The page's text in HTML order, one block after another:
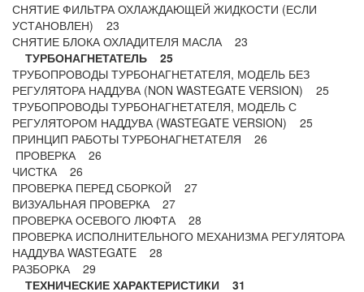
СНЯТИЕ ФИЛЬТРА ОХЛАЖДАЮЩЕЙ ЖИДКОСТИ (ЕСЛИ
УСТАНОВЛЕН) 23
СНЯТИЕ БЛОКА ОХЛАДИТЕЛЯ МАСЛА 23
ТУРБОНАГНЕТАТЕЛЬ 25
ТРУБОПРОВОДЫ ТУРБОНАГНЕТАТЕЛЯ, МОДЕЛЬ БЕЗ
РЕГУЛЯТОРА НАДДУВА (NON WASTEGATE VERSION) 25
ТРУБОПРОВОДЫ ТУРБОНАГНЕТАТЕЛЯ, МОДЕЛЬ С
РЕГУЛЯТОРОМ НАДДУВА (WASTEGATE VERSION) 25
ПРИНЦИП РАБОТЫ ТУРБОНАГНЕТАТЕЛЯ 26
ПРОВЕРКА 26
ЧИСТКА 26
ПРОВЕРКА ПЕРЕД СБОРКОЙ 27
ВИЗУАЛЬНАЯ ПРОВЕРКА 27
ПРОВЕРКА ОСЕВОГО ЛЮФТА 28
ПРОВЕРКА ИСПОЛНИТЕЛЬНОГО МЕХАНИЗМА РЕГУЛЯТОРА
НАДДУВА WASTEGATE 28
РАЗБОРКА 29
ТЕХНИЧЕСКИЕ ХАРАКТЕРИСТИКИ 31